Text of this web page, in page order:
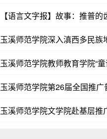
【语言文字报】故事：推普
玉溪师范学院文学院赴基层推